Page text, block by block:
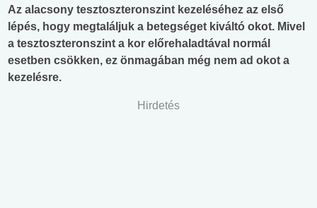
Az alacsony tesztoszteronszint kezeléséhez az első
lépés, hogy megtaláljuk a betegséget kiváltó okot. Mivel
a tesztoszteronszint a kor előrehaladtával normál
esetben csökken, ez önmagában még nem ad okot a
kezelésre.
Hirdetés